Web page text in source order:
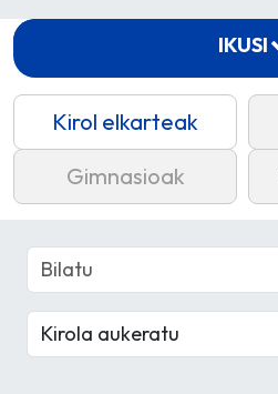
Kirol elkarteak
Gimnasioak
IKUSI